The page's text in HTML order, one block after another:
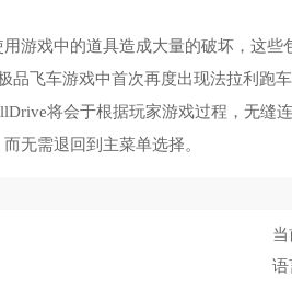
游戏中的道具造成大量的破坏，这些
飞车游戏中首次再度出现法拉利跑车
将会于根据玩家游戏过程，无缝
无需退回到主菜单选择。
当
语